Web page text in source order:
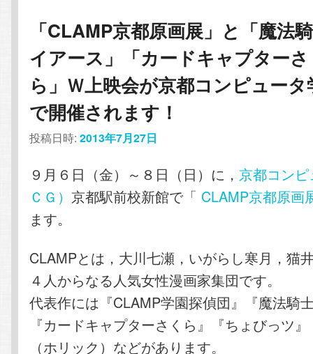
「CLAMP京都原画展」と「魔法
イアース」「カードキャプター
ら」Ｗ上映会が京都コンピュータ
で開催されます！
投稿日時:2013年7月27日
９月６日（金）～８日（日）に， 京都コン
ＣＧ） 京都駅前校新館で「 CLAMP京都原画
ます。
CLAMPとは，大川七瀬，いがらし寒月，猫
４人からなる人気女性漫画家集団です。
代表作には『CLAMP学園探偵団』『魔法騎
『カードキャプターさくら』『ちょびっツ
（ホリック）などがあります。